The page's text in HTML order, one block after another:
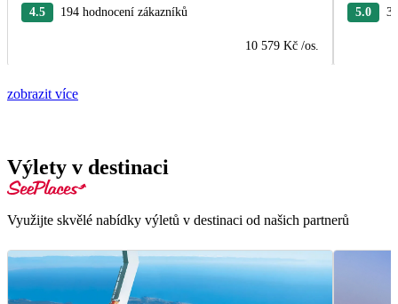
4.5 194 hodnocení zákazníků
10 579 Kč /os.
5.0
zobrazit více
Výlety v destinaci
Využijte skvělé nabídky výletů v destinaci od našich partnerů